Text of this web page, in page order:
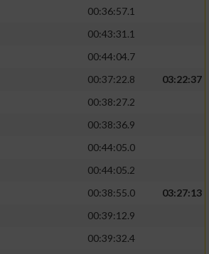
00:36:57.1
00:43:31.1
00:44:04.7
00:37:22.8
03:22:37
00:38:27.2
00:38:36.9
00:44:05.0
00:44:05.2
00:38:55.0
03:27:13
00:39:12.9
00:39:32.4